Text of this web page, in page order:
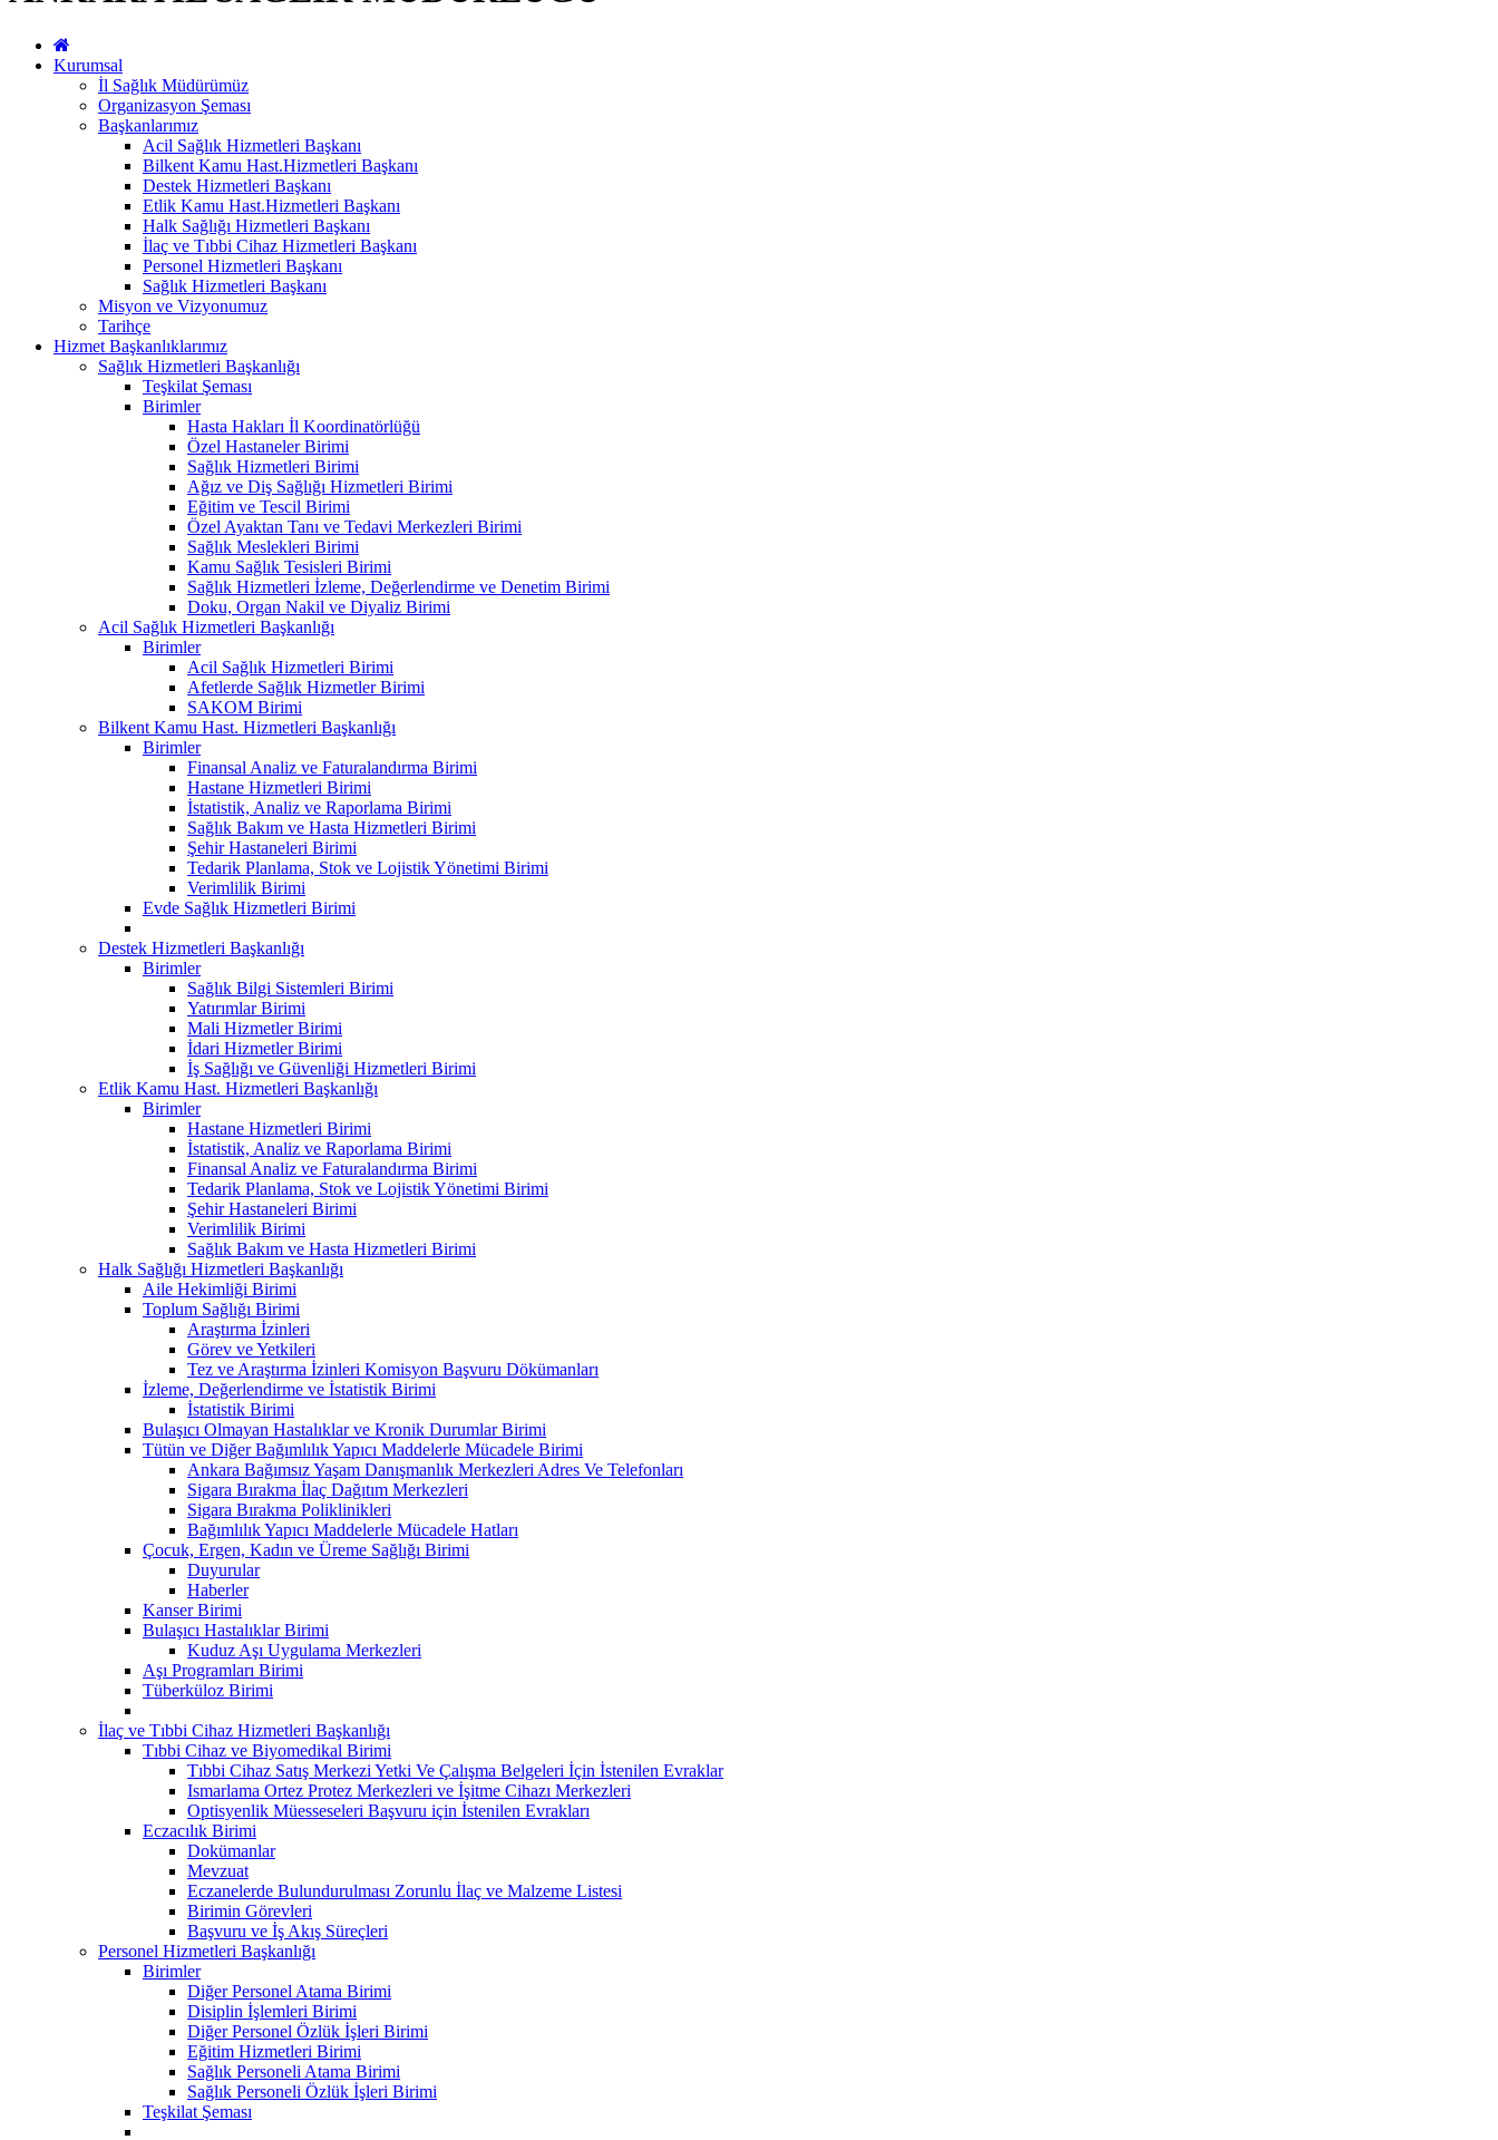
Kurumsal
İl Sağlık Müdürümüz
Organizasyon Şeması
Başkanlarımız
Acil Sağlık Hizmetleri Başkanı
Bilkent Kamu Hast.Hizmetleri Başkanı
Destek Hizmetleri Başkanı
Etlik Kamu Hast.Hizmetleri Başkanı
Halk Sağlığı Hizmetleri Başkanı
İlaç ve Tıbbi Cihaz Hizmetleri Başkanı
Personel Hizmetleri Başkanı
Sağlık Hizmetleri Başkanı
Misyon ve Vizyonumuz
Tarihçe
Hizmet Başkanlıklarımız
Sağlık Hizmetleri Başkanlığı
Teşkilat Şeması
Birimler
Hasta Hakları İl Koordinatörlüğü
Özel Hastaneler Birimi
Sağlık Hizmetleri Birimi
Ağız ve Diş Sağlığı Hizmetleri Birimi
Eğitim ve Tescil Birimi
Özel Ayaktan Tanı ve Tedavi Merkezleri Birimi
Sağlık Meslekleri Birimi
Kamu Sağlık Tesisleri Birimi
Sağlık Hizmetleri İzleme, Değerlendirme ve Denetim Birimi
Doku, Organ Nakil ve Diyaliz Birimi
Acil Sağlık Hizmetleri Başkanlığı
Birimler
Acil Sağlık Hizmetleri Birimi
Afetlerde Sağlık Hizmetler Birimi
SAKOM Birimi
Bilkent Kamu Hast. Hizmetleri Başkanlığı
Birimler
Finansal Analiz ve Faturalandırma Birimi
Hastane Hizmetleri Birimi
İstatistik, Analiz ve Raporlama Birimi
Sağlık Bakım ve Hasta Hizmetleri Birimi
Şehir Hastaneleri Birimi
Tedarik Planlama, Stok ve Lojistik Yönetimi Birimi
Verimlilik Birimi
Evde Sağlık Hizmetleri Birimi
Destek Hizmetleri Başkanlığı
Birimler
Sağlık Bilgi Sistemleri Birimi
Yatırımlar Birimi
Mali Hizmetler Birimi
İdari Hizmetler Birimi
İş Sağlığı ve Güvenliği Hizmetleri Birimi
Etlik Kamu Hast. Hizmetleri Başkanlığı
Birimler
Hastane Hizmetleri Birimi
İstatistik, Analiz ve Raporlama Birimi
Finansal Analiz ve Faturalandırma Birimi
Tedarik Planlama, Stok ve Lojistik Yönetimi Birimi
Şehir Hastaneleri Birimi
Verimlilik Birimi
Sağlık Bakım ve Hasta Hizmetleri Birimi
Halk Sağlığı Hizmetleri Başkanlığı
Aile Hekimliği Birimi
Toplum Sağlığı Birimi
Araştırma İzinleri
Görev ve Yetkileri
Tez ve Araştırma İzinleri Komisyon Başvuru Dökümanları
İzleme, Değerlendirme ve İstatistik Birimi
İstatistik Birimi
Bulaşıcı Olmayan Hastalıklar ve Kronik Durumlar Birimi
Tütün ve Diğer Bağımlılık Yapıcı Maddelerle Mücadele Birimi
Ankara Bağımsız Yaşam Danışmanlık Merkezleri Adres Ve Telefonları
Sigara Bırakma İlaç Dağıtım Merkezleri
Sigara Bırakma Poliklinikleri
Bağımlılık Yapıcı Maddelerle Mücadele Hatları
Çocuk, Ergen, Kadın ve Üreme Sağlığı Birimi
Duyurular
Haberler
Kanser Birimi
Bulaşıcı Hastalıklar Birimi
Kuduz Aşı Uygulama Merkezleri
Aşı Programları Birimi
Tüberküloz Birimi
İlaç ve Tıbbi Cihaz Hizmetleri Başkanlığı
Tıbbi Cihaz ve Biyomedikal Birimi
Tıbbi Cihaz Satış Merkezi Yetki Ve Çalışma Belgeleri İçin İstenilen Evraklar
Ismarlama Ortez Protez Merkezleri ve İşitme Cihazı Merkezleri
Optisyenlik Müesseseleri Başvuru için İstenilen Evrakları
Eczacılık Birimi
Dokümanlar
Mevzuat
Eczanelerde Bulundurulması Zorunlu İlaç ve Malzeme Listesi
Birimin Görevleri
Başvuru ve İş Akış Süreçleri
Personel Hizmetleri Başkanlığı
Birimler
Diğer Personel Atama Birimi
Disiplin İşlemleri Birimi
Diğer Personel Özlük İşleri Birimi
Eğitim Hizmetleri Birimi
Sağlık Personeli Atama Birimi
Sağlık Personeli Özlük İşleri Birimi
Teşkilat Şeması